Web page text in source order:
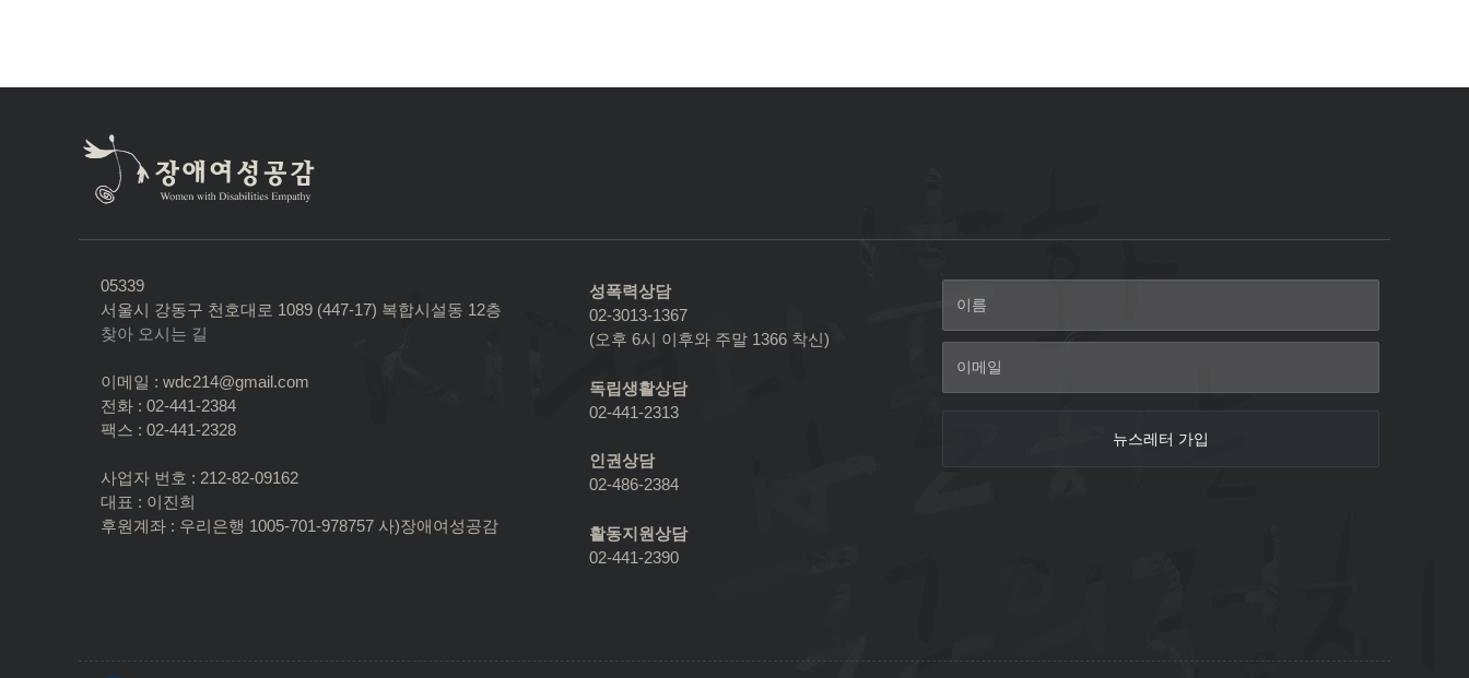
05339
서울시 강동구 천호대로 1089 (447-17) 복합시설동 12층
찾아 오시는 길
이메일 : wdc214@gmail.com
전화 : 02-441-2384
팩스 : 02-441-2328
사업자 번호 : 212-82-09162
대표 : 이진희
후원계좌 : 우리은행 1005-701-978757 사)장애여성공감
성폭력상담
02-3013-1367
(오후 6시 이후와 주말 1366 착신)
독립생활상담
02-441-2313
인권상담
02-486-2384
활동지원상담
02-441-2390